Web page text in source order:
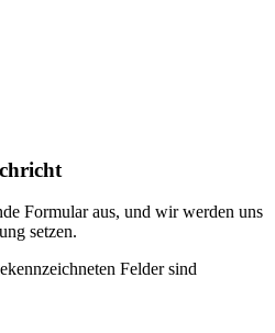
Formular aus, und wir werden uns
setzen.
Felder sind